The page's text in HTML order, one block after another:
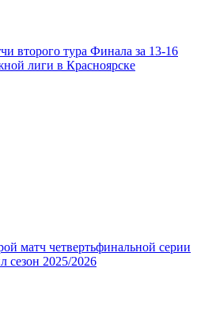
второго тура Финала за 13-16
лиги в Красноярске
матч четвертьфинальной серии
сезон 2025/2026